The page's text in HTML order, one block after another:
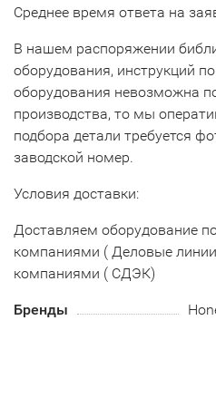
Среднее время ответа на
В нашем распоряжении
оборудования, инструкций
оборудования невозможна
производства, то мы
подбора детали требуется
заводской номер.
Условия доставки:
Доставляем оборудование
компаниями ( Деловые
компаниями ( СДЭК)
Бренды